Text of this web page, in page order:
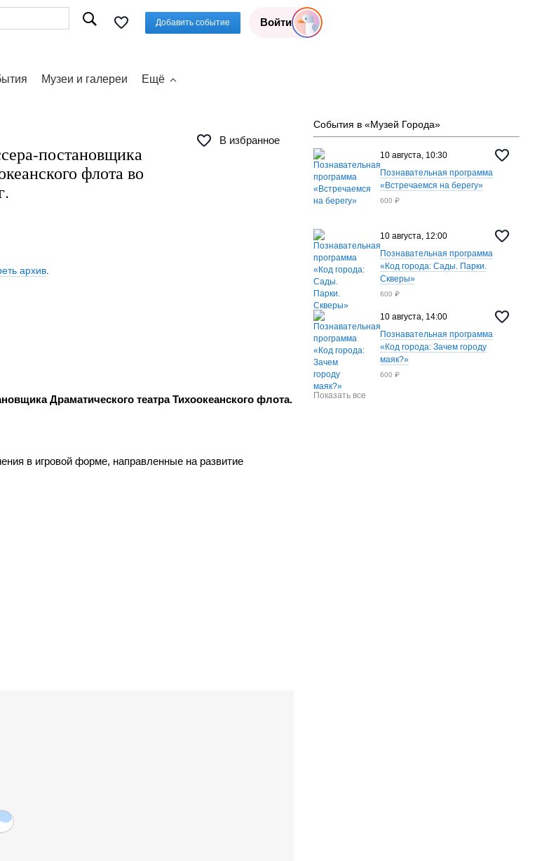
Добавить событие Войти
Музеи и галереи Ещё
В избранное
постановщика
флота во
архив
Драматического театра Тихоокеанского флота.
в игровой форме, направленные на развитие
События в «Музей Города»
10 августа, 10:30
Познавательная программа
«Встречаемся на берегу»
600 ₽
10 августа, 12:00
Познавательная программа
«Код города: Сады. Парки.
Скверы»
600 ₽
10 августа, 14:00
Познавательная программа
«Код города: Зачем городу
маяк?»
600 ₽
Показать все